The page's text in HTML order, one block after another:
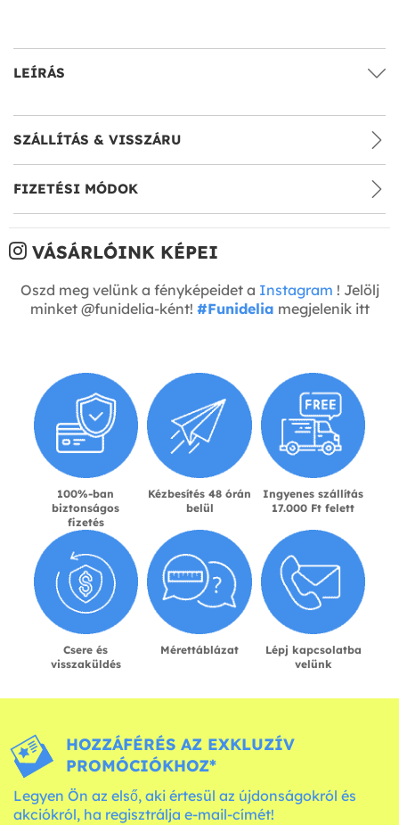
LEÍRÁS
SZÁLLÍTÁS & VISSZÁRU
FIZETÉSI MÓDOK
VÁSÁRLÓINK KÉPEI
Oszd meg velünk a fényképeidet a Instagram ! Jelölj
minket @funidelia-ként! #Funidelia megjelenik itt
100%-ban
biztonságos
fizetés
Kézbesítés 48 órán
belül
Ingyenes szállítás
17.000 Ft felett
Csere és
visszaküldés
Mérettáblázat
Lépj kapcsolatba
velünk
HOZZÁFÉRÉS AZ EXKLUZÍV
PROMÓCIÓKHOZ*
Legyen Ön az első, aki értesül az újdonságokról és
akciókról, ha regisztrálja e-mail-címét!